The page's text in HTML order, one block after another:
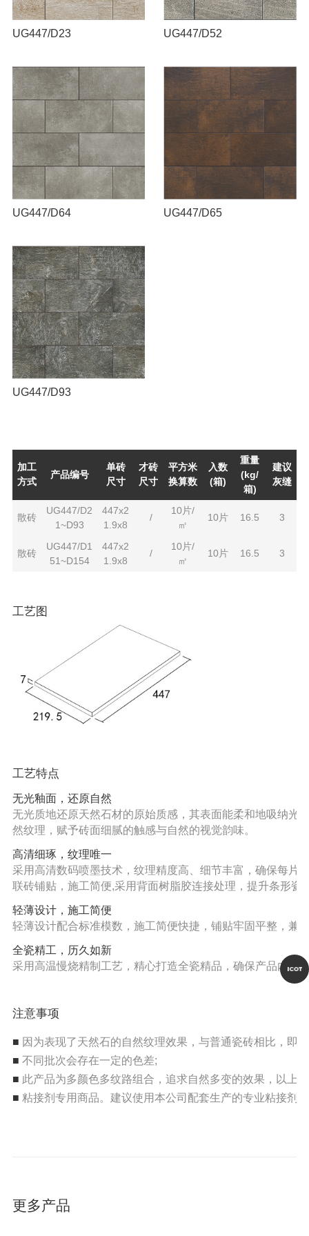
UG447/D23 UG447/D52
UG447/D64 UG447/D65
UG447/D93
加工
方式
产品编号
单砖
尺寸
才砖
尺寸
平方米
换算数
入数
(箱)
重量
(kg/
箱)
建议
灰缝
散砖
UG447/D2
1~D93
447x2
1.9x8
/
10片/
㎡
10片 16.5 3
散砖
UG447/D1
51~D154
447x2
1.9x8
/
10片/
㎡
10片 16.5 3
工艺图
工艺特点
无光釉面，还原自然
无光质地还原天然石材的原始质感，其表面能柔和地吸纳光
然纹理，赋予砖面细腻的触感与自然的视觉韵味。
高清细琢，纹理唯一
采用高清数码喷墨技术，纹理精度高、细节丰富，确保每片
联砖铺贴，施工简便,采用背面树脂胶连接处理，提升条形瓷
轻薄设计，施工简便
轻薄设计配合标准模数，施工简便快捷，铺贴牢固平整，兼
全瓷精工，历久如新
采用高温慢烧精制工艺，精心打造全瓷精品，确保产品内在
注意事项
■ 因为表现了天然石的自然纹理效果，与普通瓷砖相比，即
■ 不同批次会存在一定的色差;
■ 此产品为多颜色多纹路组合，追求自然多变的效果，以上
■ 粘接剂专用商品。建议使用本公司配套生产的专业粘接剂
更多产品